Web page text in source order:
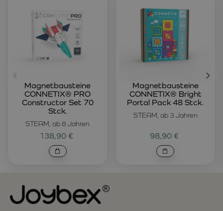
STEAM, ab 8 Jahren
Magnetbausteine
CONNETIX® PRO
Constructor Set 70
Stck.
138,90 €
STEAM, ab 3 Jahren
Magnetbausteine
CONNETIX® Bright
Portal Pack 48 Stck.
98,90 €